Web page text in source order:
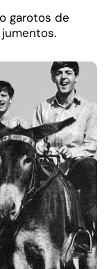
garotos de